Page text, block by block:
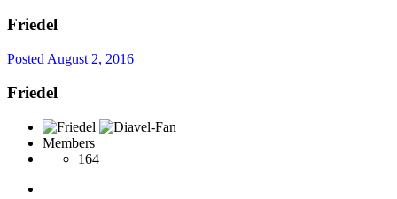
Friedel
Posted August 2, 2016
Friedel
Members
164